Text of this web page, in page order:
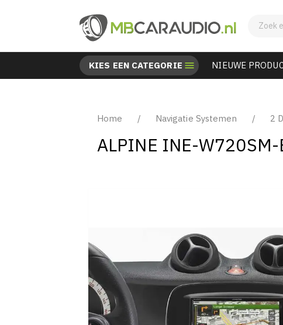
KIES EEN CATEGORIE  NIEUWE
Home Navigatie Systemen 2
ALPINE INE-W720SM-